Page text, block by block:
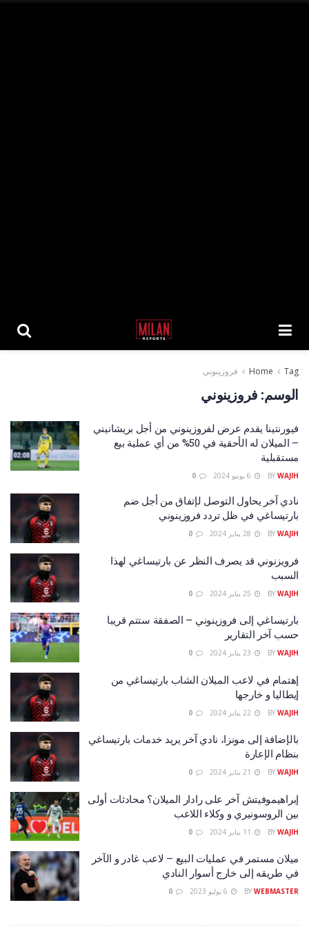
Home Tag فروزينوني
الوسم: فروزينوني
فيورنتينا يقدم عرض لفروزينوني من أجل بريشانيني
– الميلان له الأحقية في 50% من أي عملية بيع
مستقبلية
BY WAJIH
نادي آخر يحاول التوصل لإتفاق من أجل ضم
بارتيساغي في ظل تردد فروزينوني
BY WAJIH
فرويزنوني قد يصرف النظر عن بارتيساغي لهذا
السبب
BY WAJIH
بارتيساغي إلى فروزينوني – الصفقة ستتم قريبا
حسب آخر التقارير
BY WAJIH
إهتمام في لاعب الميلان الشاب بارتيساغي من
إيطاليا و خارجها
BY WAJIH
بالإضافة إلى مونزا، نادي آخر يريد خدمات بارتيساغي
بنظام الإعارة
BY WAJIH
إبراهيموفيتش آخر على رادار الميلان؟ محادثات أولى
بين الروسونيري و وكلاء اللاعب
BY WAJIH
ميلان مستمر في عمليات البيع – لاعب غادر و الآخر
في طريقه إلى خارج أسوار النادي
BY WEBMASTER